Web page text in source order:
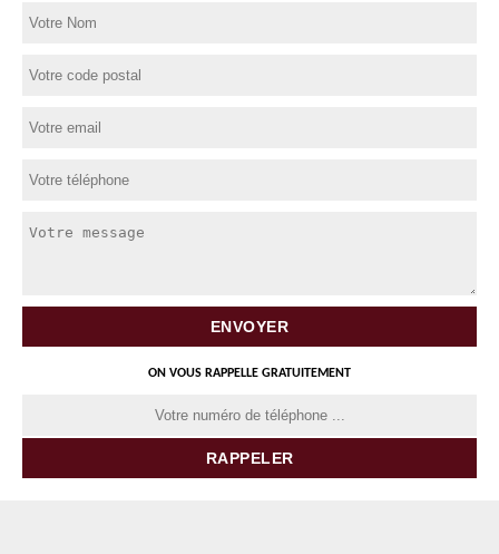
ON VOUS RAPPELLE GRATUITEMENT